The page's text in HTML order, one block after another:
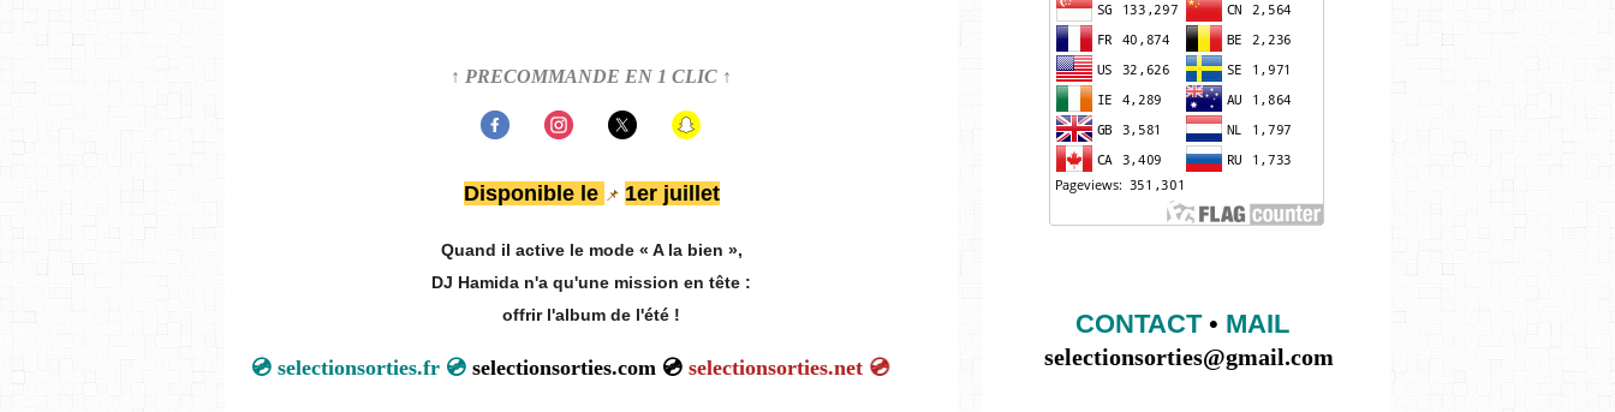
↑ PRECOMMANDE EN 1 CLIC ↑
Disponible le 📌 1er juillet
Quand il active le mode « A la bien »,
DJ Hamida n'a qu'une mission en tête :
offrir l'album de l'été !
💿selectionsorties.fr 💿selectionsorties.com 💿selectionsorties.net 💿
CONTACT• MAIL
selectionsorties@gmail.com